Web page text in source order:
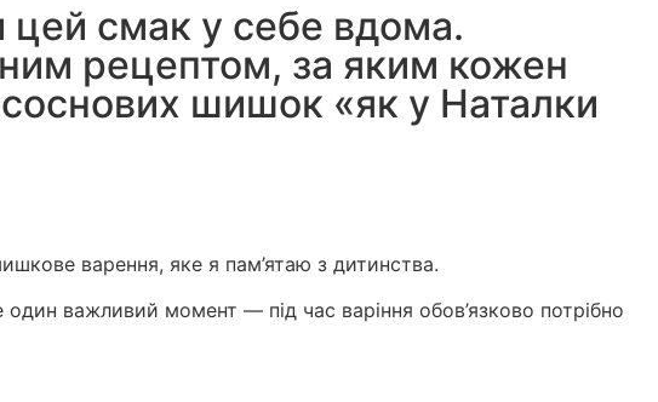
цей смак у себе вдома.
рецептом, за яким кожен
шишок «як у Наталки
варення, яке я пам’ятаю з дитинства.
важливий момент — під час варіння обов’язково потрібно